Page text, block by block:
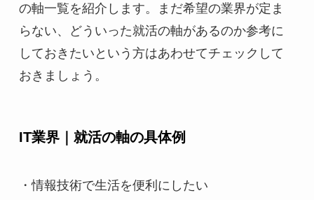
の軸一覧を紹介します。まだ希望の業界が定ま
らない、どういった就活の軸があるのか参考に
しておきたいという方はあわせてチェックして
おきましょう。
IT業界｜就活の軸の具体例
・情報技術で生活を便利にしたい